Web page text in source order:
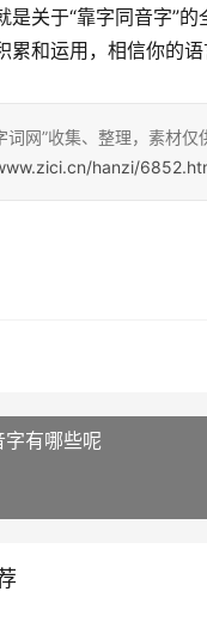
关于“靠字同音字”的
累和运用，相信你的语
词网”收集、整理，素材
hanzi/
有哪些呢